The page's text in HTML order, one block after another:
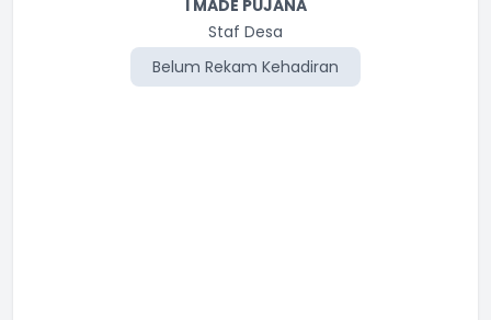
I MADE PUJANA
Staf Desa
Belum Rekam Kehadiran